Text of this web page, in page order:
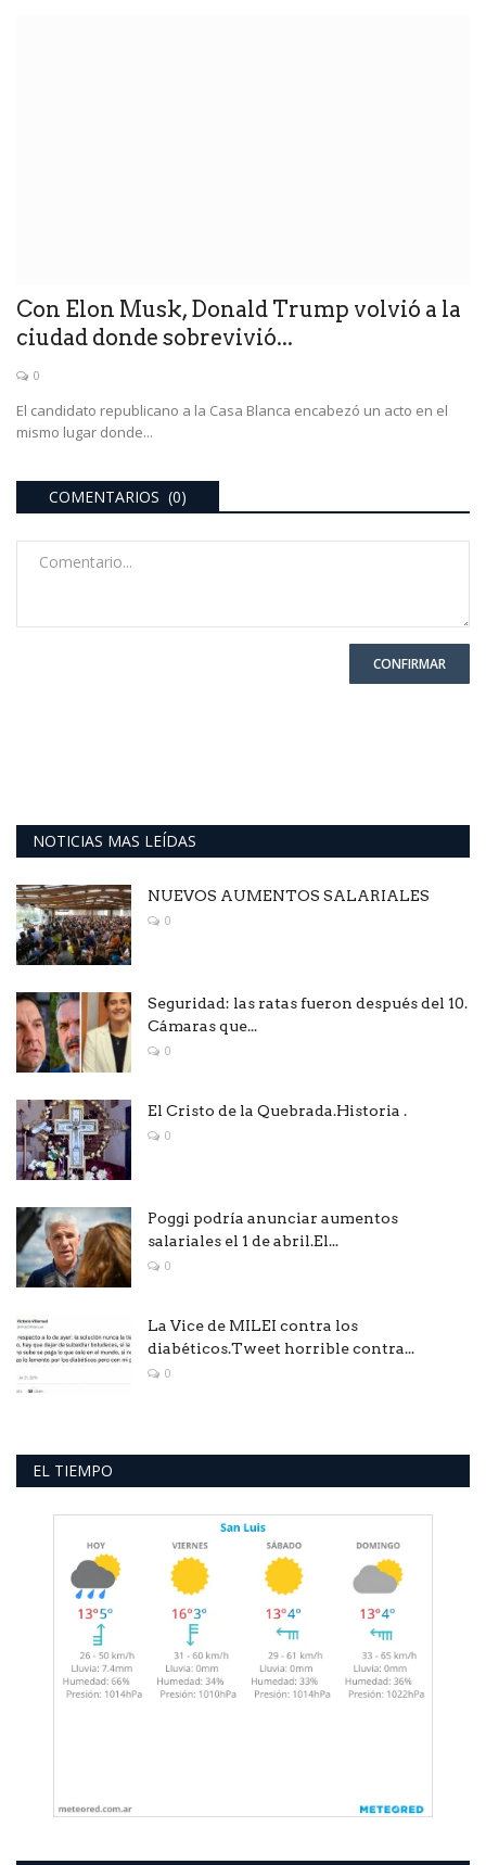
Con Elon Musk, Donald Trump volvió a la
ciudad donde sobrevivió...
0
El candidato republicano a la Casa Blanca encabezó un acto en el
mismo lugar donde...
COMENTARIOS (0)
CONFIRMAR
NOTICIAS MAS LEÍDAS
NUEVOS AUMENTOS SALARIALES
0
Seguridad: las ratas fueron después del 10.
Cámaras que...
0
El Cristo de la Quebrada.Historia .
0
Poggi podría anunciar aumentos
salariales el 1 de abril.El...
0
La Vice de MILEI contra los
diabéticos.Tweet horrible contra...
0
EL TIEMPO